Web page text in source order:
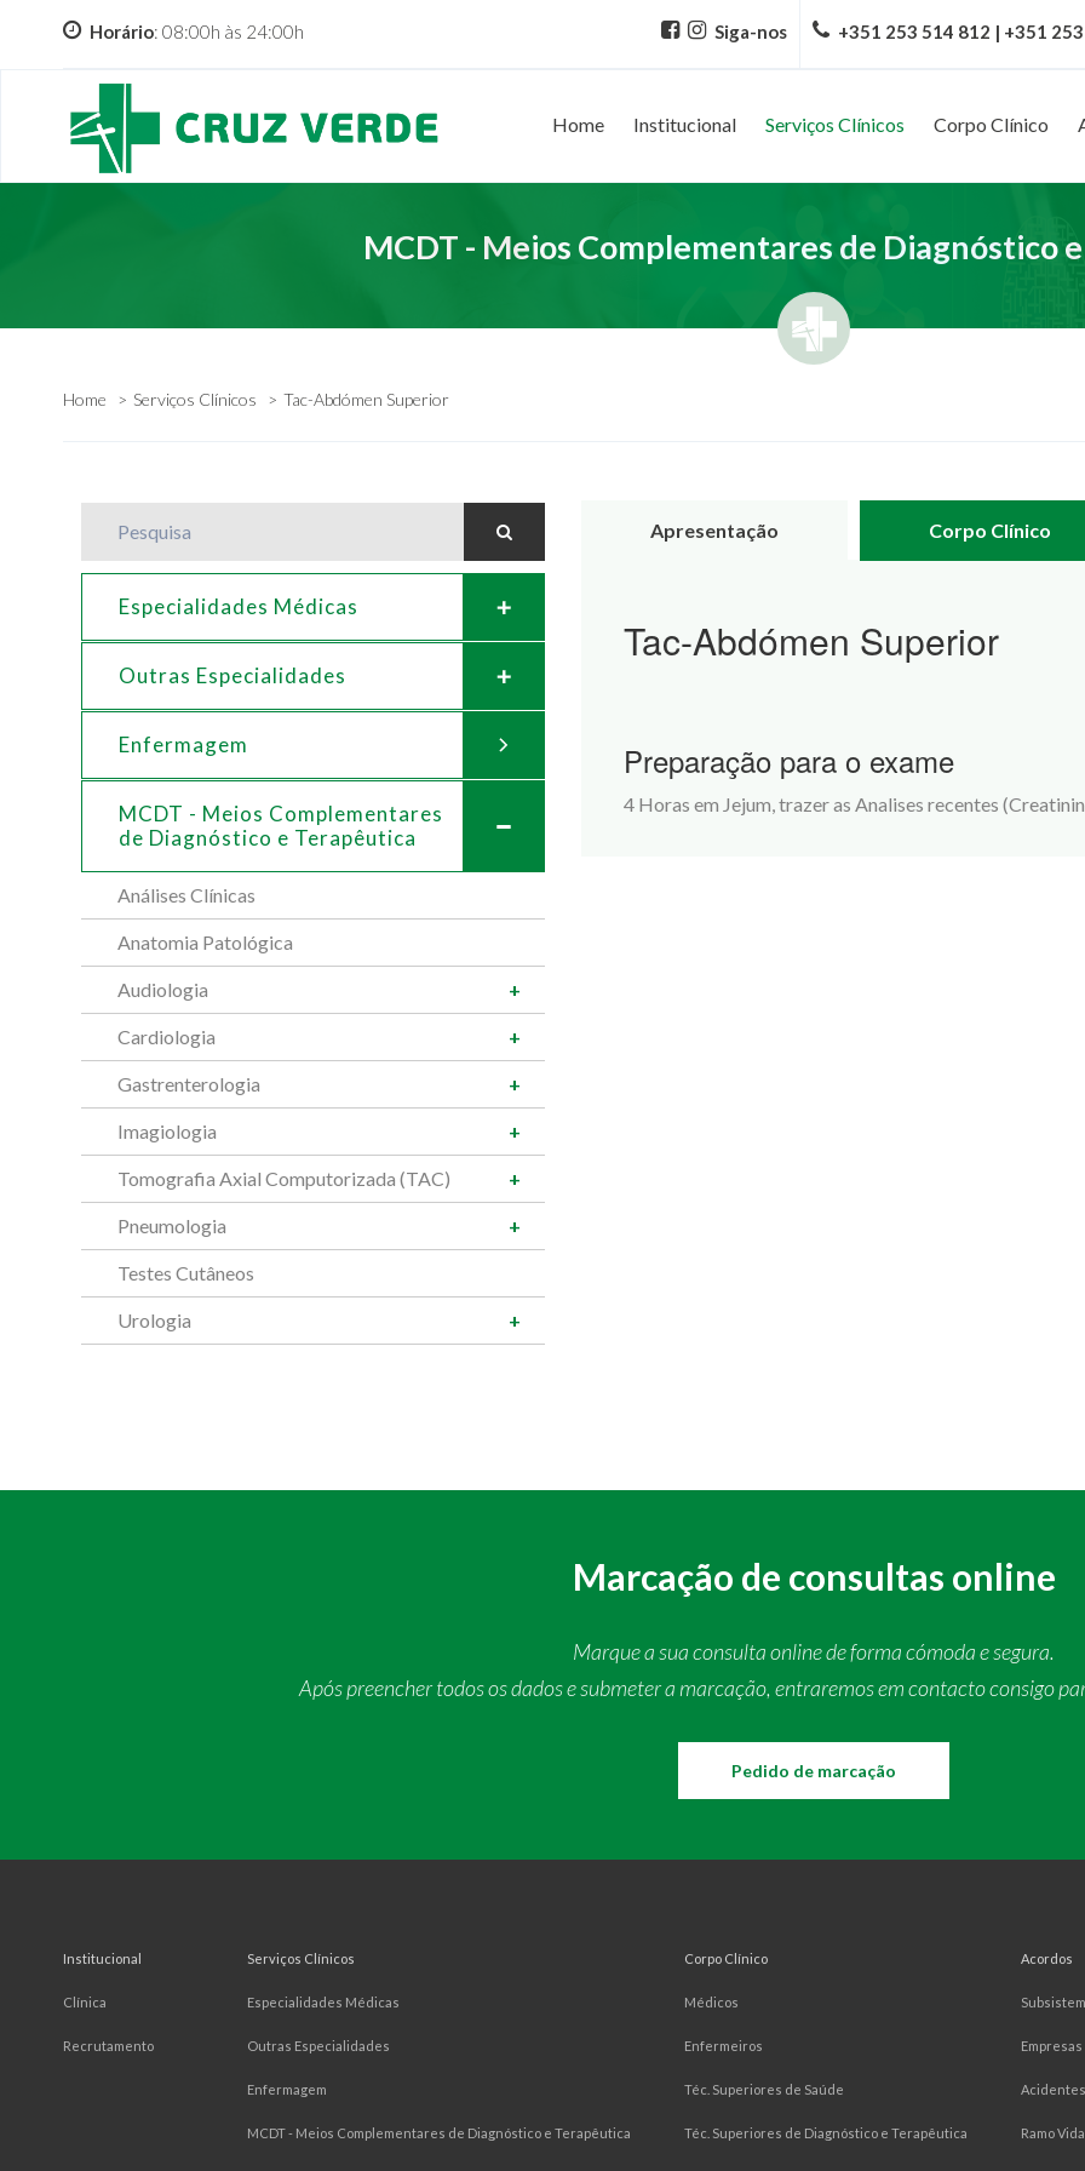
Horário: 08:00h às 24:00h Siga-nos +351 253 514 812 | +351
Home Institucional Serviços Clínicos Corpo Clínico
MCDT - Meios Complementares de Diagnóstico
Home Serviços Clínicos Tac-Abdómen Superior
Especialidades Médicas
Outras Especialidades
Enfermagem
MCDT - Meios Complementares
de Diagnóstico e Terapêutica
Análises Clínicas
Anatomia Patológica
Audiologia
Cardiologia
Gastrenterologia
Imagiologia
Tomografia Axial Computorizada (TAC)
Pneumologia
Testes Cutâneos
Urologia
Apresentação Corpo Clínico
Tac-Abdómen Superior
Preparação para o exame
4 Horas em Jejum, trazer as Analises recentes
Marcação de consultas online
Marque a sua consulta online de forma cómoda e segura.
Após preencher todos os dados e submeter a marcação, entraremos em contacto consigo
Pedido de marcação
Institucional
Clínica
Recrutamento
Serviços Clínicos
Especialidades Médicas
Outras Especialidades
Enfermagem
MCDT - Meios Complementares de Diagnóstico e Terapêutica
Corpo Clínico
Médicos
Enfermeiros
Téc. Superiores de Saúde
Téc. Superiores de Diagnóstico e Terapêutica
Acordos
Empresas
Ramo Vida